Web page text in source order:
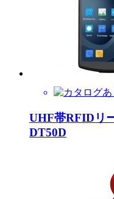
UHF帯RFIDリ
DT50D